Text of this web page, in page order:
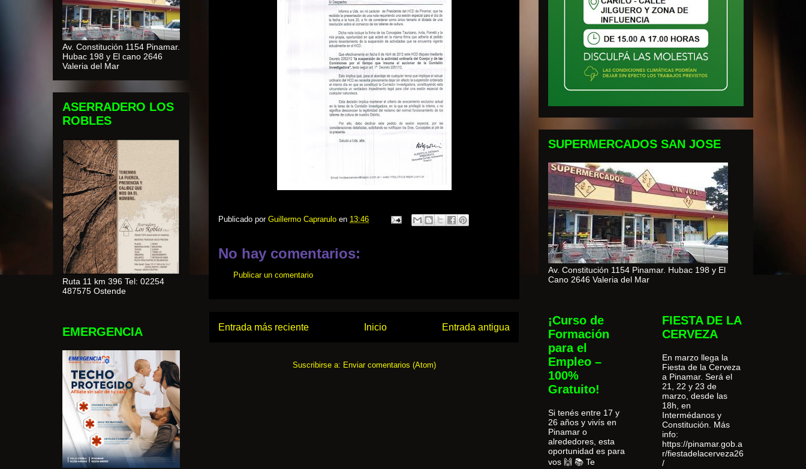
Publicado por Guillermo Caprarulo en 13:46
No hay comentarios:
Publicar un comentario
Entrada más reciente Entrada antigua
Inicio
Suscribirse a: Enviar comentarios (Atom)
Av. Constitución 1154 Pinamar.
Hubac 198 y El cano 2646
Valeria del Mar
ASERRADERO LOS
ROBLES
Ruta 11 km 396 Tel: 02254
487575 Ostende
EMERGENCIA
SUPERMERCADOS SAN JOSE
Av. Constitución 1154 Pinamar. Hubac 198 y El
Cano 2646 Valeria del Mar
¡Curso de
Formación
para el
Empleo –
100%
Gratuito!
Si tenés entre 17 y
26 años y vivís en
Pinamar o
alrededores, esta
oportunidad es para
vos 🙌 📚 Te
FIESTA DE LA
CERVEZA
En marzo llega la
Fiesta de la Cerveza
a Pinamar. Será el
21, 22 y 23 de
marzo, desde las
18h, en
Intermédanos y
Constitución. Más
info:
https://pinamar.gob.a
r/fiestadelacerveza26
/